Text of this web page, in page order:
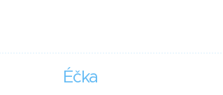
Éčka